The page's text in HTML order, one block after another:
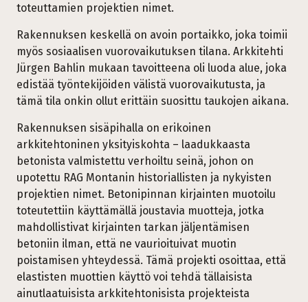
toteuttamien projektien nimet.
Rakennuksen keskellä on avoin portaikko, joka toimii
myös sosiaalisen vuorovaikutuksen tilana. Arkkitehti
Jürgen Bahlin mukaan tavoitteena oli luoda alue, joka
edistää työntekijöiden välistä vuorovaikutusta, ja
tämä tila onkin ollut erittäin suosittu taukojen aikana.
Rakennuksen sisäpihalla on erikoinen
arkkitehtoninen yksityiskohta – laadukkaasta
betonista valmistettu verhoiltu seinä, johon on
upotettu RAG Montanin historiallisten ja nykyisten
projektien nimet. Betonipinnan kirjainten muotoilu
toteutettiin käyttämällä joustavia muotteja, jotka
mahdollistivat kirjainten tarkan jäljentämisen
betoniin ilman, että ne vaurioituivat muotin
poistamisen yhteydessä. Tämä projekti osoittaa, että
elastisten muottien käyttö voi tehdä tällaisista
ainutlaatuisista arkkitehtonisista projekteista